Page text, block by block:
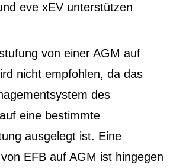
eve xEV unterstützen
von einer AGM auf
nicht empfohlen, da das
des
eine bestimmte
ausgelegt ist. Eine
EFB auf AGM ist hingegen